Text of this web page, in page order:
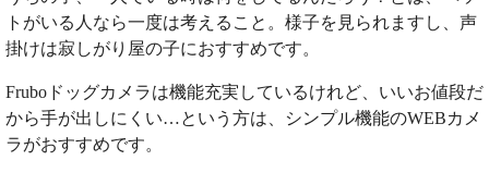
トがいる人なら一度は考えること。様子を見られますし、声
掛けは寂しがり屋の子におすすめです。
Fruboドッグカメラは機能充実しているけれど、いいお値段だ
から手が出しにくい…という方は、シンプル機能のWEBカメ
ラがおすすめです。